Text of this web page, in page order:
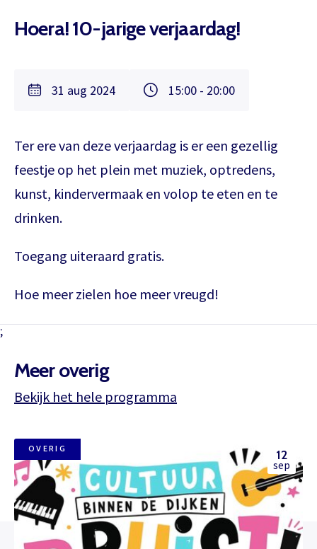
Hoera! 10-jarige verjaardag!
31 aug 2024 15:00 - 20:00
Ter ere van deze verjaardag is er een gezellig
feestje op het plein met muziek, optredens,
kunst, kindervermaak en volop te eten en te
drinken.
Toegang uiteraard gratis.
Hoe meer zielen hoe meer vreugd!
;
Meer overig
Bekijk het hele programma
OVERIG 12
sep